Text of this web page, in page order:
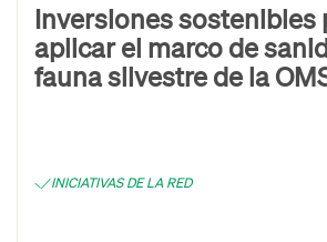
Inversiones sostenibles
aplicar el marco de
fauna silvestre de la
INICIATIVAS DE LA RED